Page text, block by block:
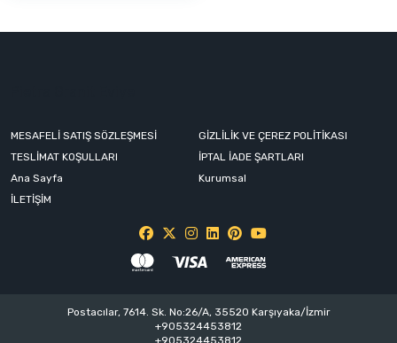
MESAFELİ SATIŞ SÖZLEŞMESİ
GİZLİLİK VE ÇEREZ POLİTİKASI
TESLİMAT KOŞULLARI
İPTAL İADE ŞARTLARI
Ana Sayfa
Kurumsal
İLETİŞİM
Postacılar, 7614. Sk. No:26/A, 35520 Karşıyaka/İzmir
+905324453812
+905324453812